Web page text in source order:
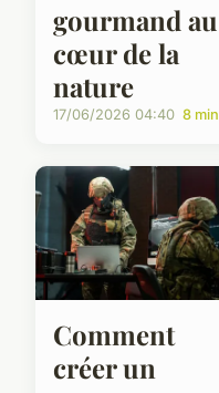
gourmand au
cœur de la
nature
17/06/2026 04:40 8 min
Comment
créer un